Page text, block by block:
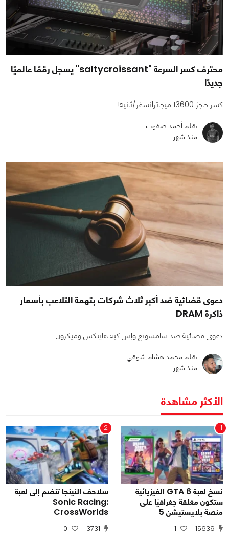
محترف كسر السرعة "saltycroissant" يسجل رقمًا عالميًا
جديدًا
كسر حاجز 13600 ميجاترانسفر/ثانية!
بقلم أحمد صفوت
منذ شهر
دعوى قضائية ضد أكبر ثلاث شركات بتهمة التلاعب بأسعار
ذاكرة DRAM
دعوى قضائية ضد سامسونغ وإس كيه هاينكس وميكرون
بقلم محمد هشام شوقي
منذ شهر
الأكثر مشاهدة
1
نسخ لعبة GTA 6 الفيزيائية
ستكون مغلقة جغرافيًا على
منصة بلايستيشن 5
15639
1
2
سلاحف النينجا تنضم إلى لعبة
Sonic Racing:
CrossWorlds
3731
0